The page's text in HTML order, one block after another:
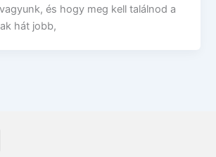
és hogy meg kell találnod a
hát jobb,